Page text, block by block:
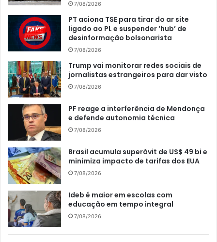
7/08/2026
PT aciona TSE para tirar do ar site
ligado ao PL e suspender ‘hub’ de
desinformação bolsonarista
7/08/2026
Trump vai monitorar redes sociais de
jornalistas estrangeiros para dar visto
7/08/2026
PF reage a interferência de Mendonça
e defende autonomia técnica
7/08/2026
Brasil acumula superávit de US$ 49 bi e
minimiza impacto de tarifas dos EUA
7/08/2026
Ideb é maior em escolas com
educação em tempo integral
7/08/2026